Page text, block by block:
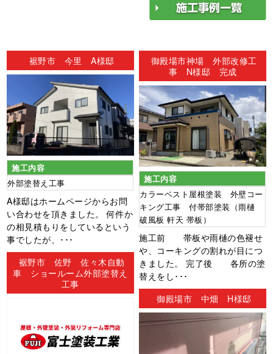
ン
裾野市 今里 A様邸
施工内容
外部塗替え工事
A様邸はホームページからお問
い合わせを頂きました。 何件か
の相見積もりをしているという
事でしたが、･･･
御殿場市神場 外部改修工
事 N様邸 完成
施工内容
カラーベスト屋根塗装 外壁コー
キング工事 付帯部塗装（雨樋
破風板 軒天 帯板）
施工前 帯板や雨樋の色褪せ
や、コーキングの割れが目につ
きました。 完了後 各所の塗
替えをし･･･
裾野市 佐野 佐々木自動
車 ショールーム外部塗替え
工事
御殿場市 中畑 H様邸